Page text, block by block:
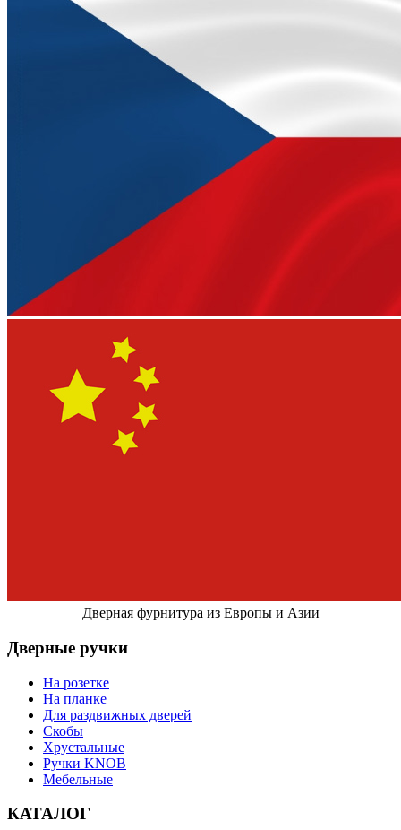
Дверная фурнитура из Европы и Азии
Дверные ручки
На розетке
На планке
Для раздвижных дверей
Скобы
Хрустальные
Ручки KNOB
Мебельные
КАТАЛОГ